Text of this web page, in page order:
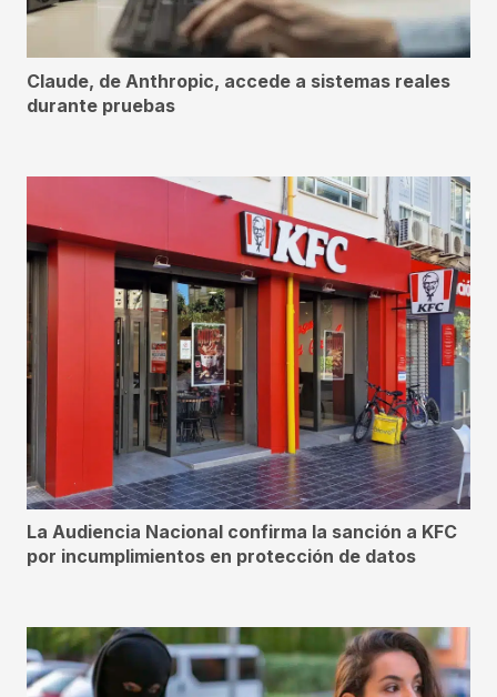
Claude, de Anthropic, accede a sistemas reales
durante pruebas
La Audiencia Nacional confirma la sanción a KFC
por incumplimientos en protección de datos